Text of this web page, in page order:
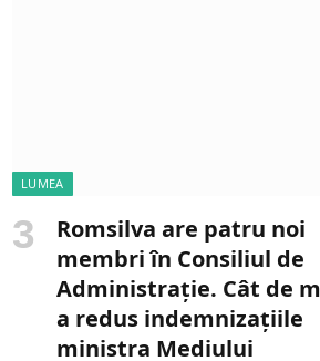
LUMEA
Romsilva are patru noi
membri în Consiliul de
Administrație. Cât de
a redus indemnizațiile
ministra Mediului